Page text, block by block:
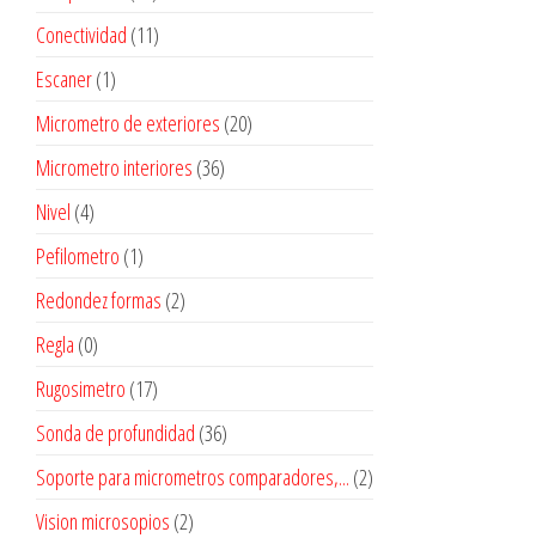
Conectividad (11)
Escaner(1)
Micrometro de exteriores (20)
Micrometro interiores (36)
Nivel (4)
Pefilometro (1)
Redondez formas (2)
Regla (0)
Rugosimetro (17)
Sonda de profundidad (36)
Soporte para micrometros comparadores,... (2)
Vision microsopios (2)